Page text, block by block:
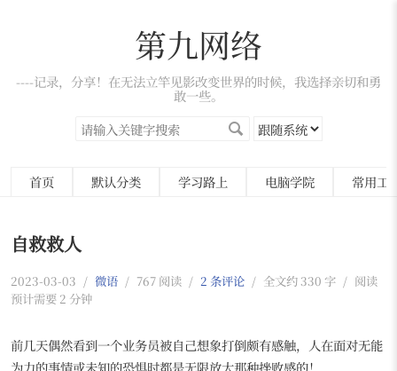
第九网络
----记录，分享！在无法立竿见影改变世界的时候，我选择亲切和勇
敢一些。
首页 默认分类 学习路上 电脑学院 常用工
自救救人
2023-03-03 / 微语 / 767 阅读 / 2 条评论 / 全文约 330 字 / 阅读
预计需要 2 分钟
前几天偶然看到一个业务员被自己想象打倒颇有感触，人在面对无能
为力的事情或未知的恐惧时都是无限放大那种挫败感的！